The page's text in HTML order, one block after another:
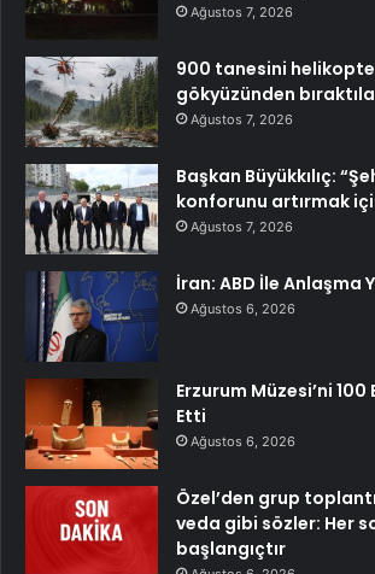
Ağustos 7, 2026
900 tanesini
gökyüzünden
Ağustos 7, 2026
Başkan Büyükkılıç:
konforunu artırmak
Ağustos 7, 2026
İran: ABD İle Anlaşma
Ağustos 6, 2026
Erzurum Müzesi’ni
Etti
Ağustos 6, 2026
Özel’den grup
veda gibi sözler: Her
başlangıçtır